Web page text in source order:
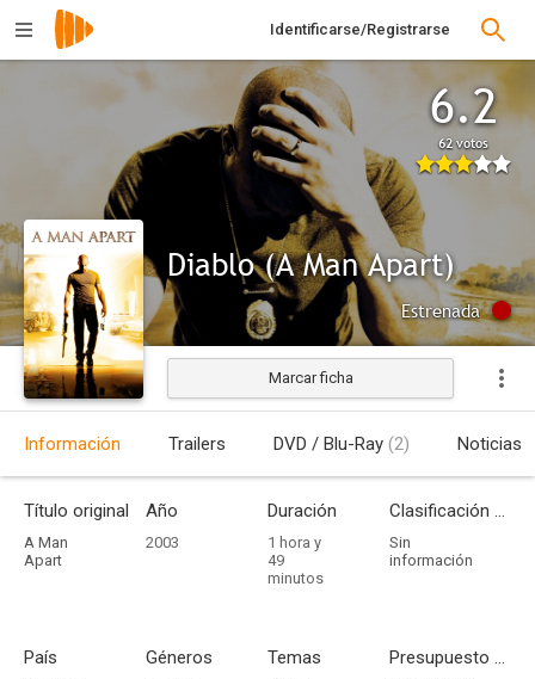
Identificarse/Registrarse
6.2
62 votos
Diablo (A Man Apart)
Estrenada
Marcar ficha
Información Trailers DVD / Blu-Ray (2) Noticias
Título original
A Man
Apart
Año
2003
Duración
1 hora y
49
minutos
Clasificación por edades
Sin
información
País Géneros Temas Presupuesto - Ingresos